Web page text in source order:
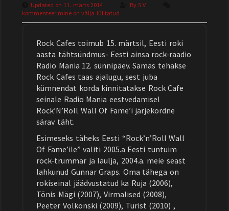
Updated on 11. märts 2014 ByS V
kommenteerimine on välja lülitatud
Rock Cafes toimub 15. märtsil, Eesti roki
aasta tähtsündmus- Eesti ainsa rock-raadio
Radio Mania 12. sünnipäev. Samas tehakse
Rock Cafes taas ajalugu, sest juba
kümnendat korda kinnitatakse Rock Cafe
seinale Radio Mania eestvedamisel
Rock’N’Roll Wall Of Fame’i järjekordne
särav täht.
Esimeseks täheks Eesti “Rock’n’Roll Wall
Of Fame’ile” valiti 2005.a Eesti tuntuim
rock-trummar ja laulja, 2004.a. meie seast
lahkunud Gunnar Graps. Oma tähega on
rokiseinal jäädvustatud ka Ruja (2006),
Tõnis Mägi (2007), Virmalised (2008),
Peeter Volkonski (2009), Turist (2010) ,